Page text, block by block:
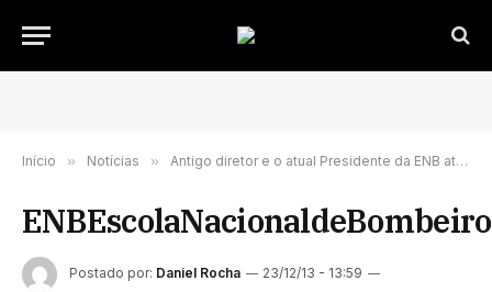
Início » Notícias » Antigo diretor e o atual Presidente da ENB atacam Xavier Viegas
Postado por: Daniel Rocha
23/12/13 - 13:59